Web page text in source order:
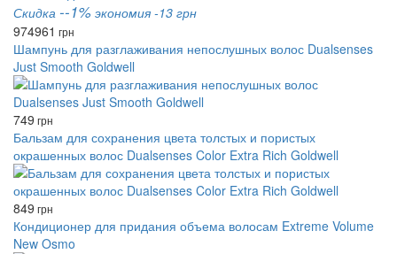
Скидка --1% экономия -13 грн
974961 грн
Шампунь для разглаживания непослушных волос Dualsenses
Just Smooth Goldwell
749 грн
Бальзам для сохранения цвета толстых и пористых
окрашенных волос Dualsenses Color Extra Rich Goldwell
849 грн
Кондиционер для придания объема волосам Extreme Volume
New Osmo